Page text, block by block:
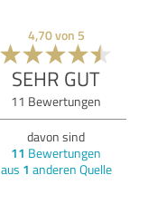
4,70von 5
SEHR GUT
11 Bewertungen
davon sind
11 Bewertungen
aus 1 anderen Quelle